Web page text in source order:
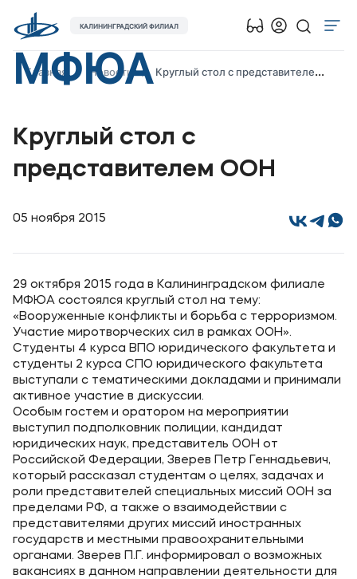
МФЮА
КАЛИНИНГРАДСКИЙ ФИЛИАЛ
Об университете
Абитуриенту
Наука
Абитуриентам
Выпускникам
Карьера
Уровни образования
Среднее профессиональное образование
Высшее образование
Дополнительное профессиональное образование
Медиа
Объявления
Новости
Главная Новости Круглый стол с представителем ООН
Круглый стол с
представителем ООН
05 ноября 2015
29 октября 2015 года в Калининградском филиале
МФЮА состоялся круглый стол на тему:
«Вооруженные конфликты и борьба с терроризмом.
Участие миротворческих сил в рамках ООН».
Студенты 4 курса ВПО юридического факультета и
студенты 2 курса СПО юридического факультета
выступали с тематическими докладами и принимали
активное участие в дискуссии.
Особым гостем и оратором на мероприятии
выступил подполковник полиции, кандидат
юридических наук, представитель ООН от
Российской Федерации, Зверев Петр Геннадьевич,
который рассказал студентам о целях, задачах и
роли представителей специальных миссий ООН за
пределами РФ, а также о взаимодействии с
представителями других миссий иностранных
государств и местными правоохранительными
органами. Зверев П.Г. информировал о возможных
вакансиях в данном направлении деятельности для